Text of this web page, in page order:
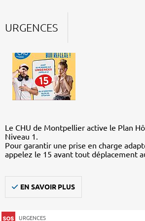
URGENCES
Le CHU de Montpellier active le Plan
Niveau 1.
Pour garantir une prise en charge
appelez le 15 avant tout déplacement
EN SAVOIR PLUS
URGENCES